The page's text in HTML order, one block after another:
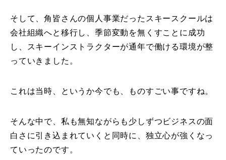
そして、角皆さんの個人事業だったスキースクールは
会社組織へと移行し、季節変動を無くすことに成功
し、スキーインストラクターが通年で働ける環境が整
っていきました。
これは当時、というか今でも、ものすごい事ですね。
そんな中で、私も無知ながらも少しずつビジネスの面
白さに引き込まれていくと同時に、独立心が強くなっ
ていったのです。